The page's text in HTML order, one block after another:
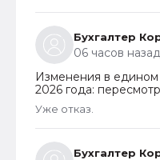
Бухгалтер
06 часов назад
Изменения в
2026 года:
новый порядок
пребывания
Уже отказ.
Бухгалтер